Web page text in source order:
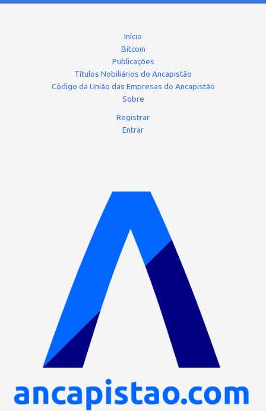
Início
Bitcoin
Publicações
Títulos Nobiliários do Ancapistão
Código da União das Empresas do Ancapistão
Sobre
Registrar
Entrar